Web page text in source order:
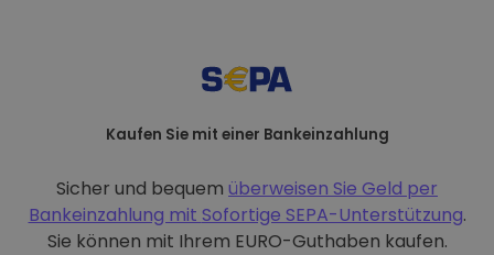
Kaufen Sie mit einer Bankeinzahlung
Sicher und bequem überweisen Sie Geld per
Bankeinzahlung mit Sofortige SEPA-Unterstützung.
Sie können mit Ihrem EURO-Guthaben kaufen.